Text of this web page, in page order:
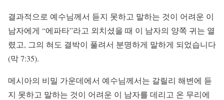
결과적으로 예수님께서 듣지 못하고 말하는 것이 어려운 이
남자에게 “에파타”라고 외치셨을 때 이 남자의 양쪽 귀는 열
렸고, 그의 혀도 결박이 풀려서 분명하게 말하게 되었습니다
(막 7:35).
메시아의 비밀 가운데에서 예수님께서는 갈릴리 해변에 듣
지 못하고 말하는 것이 어려운 이 남자를 데리고 온 무리에